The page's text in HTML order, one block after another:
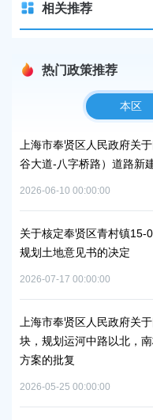
相关推荐
热门政策推荐
本区
上海市奉贤区人民政府关
谷大道-八字桥路）道路新
2026-06-10 00:00:00
关于核定奉贤区青村镇15-
规划土地意见书的决定
2026-07-17 00:00:00
上海市奉贤区人民政府关
块，规划运河中路以北，
方案的批复
2026-05-25 00:00:00